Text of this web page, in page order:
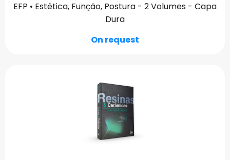
EFP • Estética, Função, Postura - 2 Volumes - Capa
Dura
On request